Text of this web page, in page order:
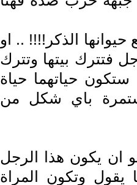
الذكر!!!! .. او
فتترك بيتها وتترك
حياتهما حياة
باي شكل من
ان يكون هذا الرجل
يقول وتكون المراة